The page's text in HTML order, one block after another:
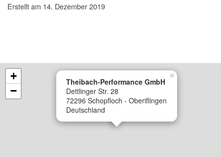
Erstellt am 14. Dezember 2019
Theibach-Performance GmbH
Dettlinger Str. 28
72296 Schopfloch - Oberiflingen
Deutschland
×
+
−